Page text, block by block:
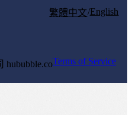
繁體中文/English
hububble.coTerms of Service